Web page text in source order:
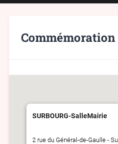
SURBOURG-SalleMairie
2 rue du Général-de-Gaulle -